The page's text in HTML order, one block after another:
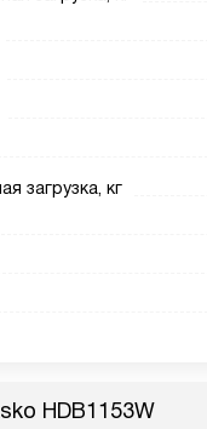
загрузка, кг
HDB1153W